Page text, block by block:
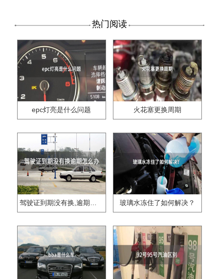
热门阅读
epc灯亮是什么问题 火花塞更换周期
驾驶证到期没有换,逾期怎么办?? 玻璃水冻住了如何解决？